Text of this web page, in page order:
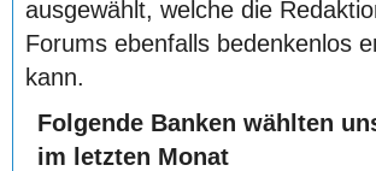
ausgewählt, welche die
Forums ebenfalls bedenkenlos
kann.
Folgende Banken wählten
im letzten Monat